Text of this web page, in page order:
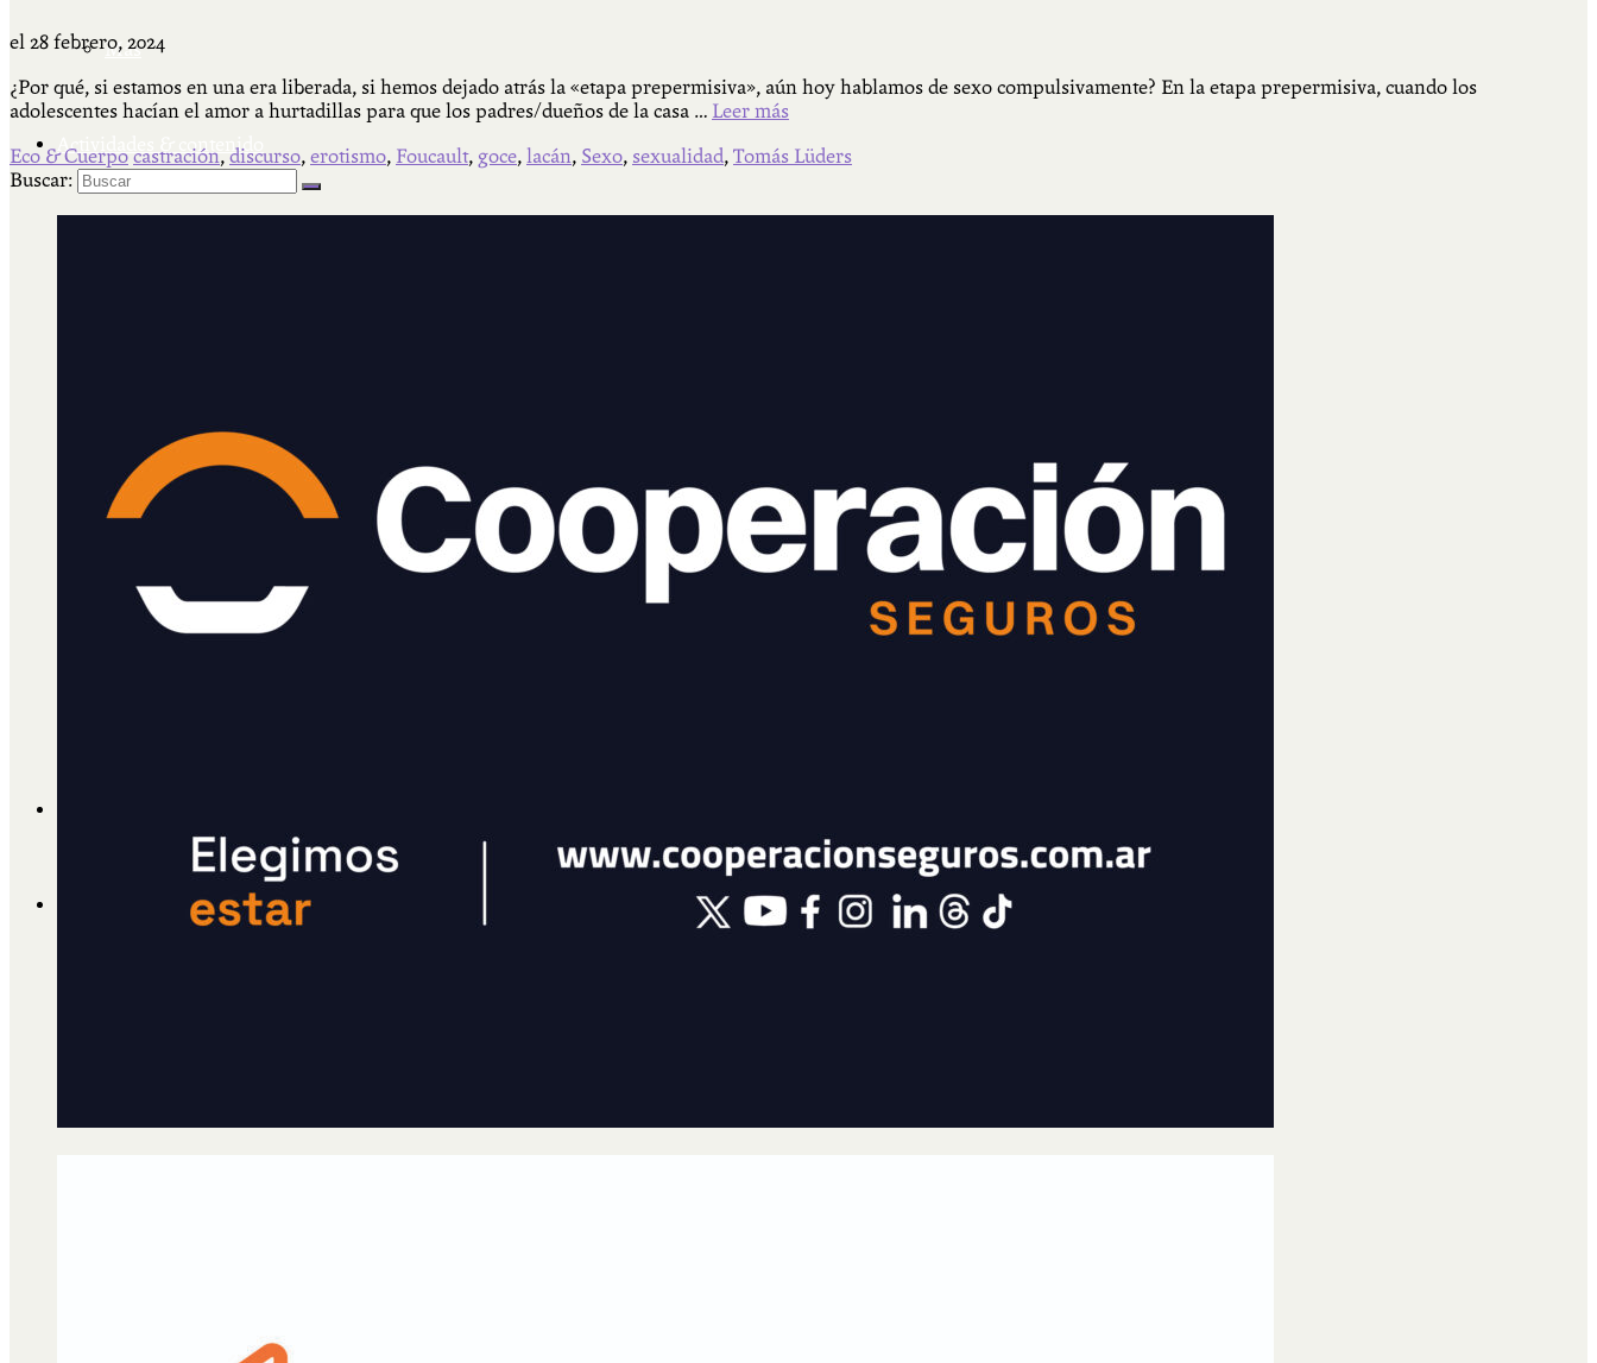
Más
Actividades & contenido
Feria del Libro Venado Tuerto 2022-2025
Facultad Libre Venado Tuerto 1990-1994
Cátedra Bailable 2018
el 28 febrero, 2024
¿Por qué, si estamos en una era liberada, si hemos dejado atrás la «etapa prepermisiva», aún hoy hablamos de sexo compulsivamente? En la etapa prepermisiva, cuando los
adolescentes hacían el amor a hurtadillas para que los padres/dueños de la casa … Leer más
Eco & Cuerpo castración, discurso, erotismo, Foucault, goce, lacán, Sexo, sexualidad, Tomás Lüders
Buscar: